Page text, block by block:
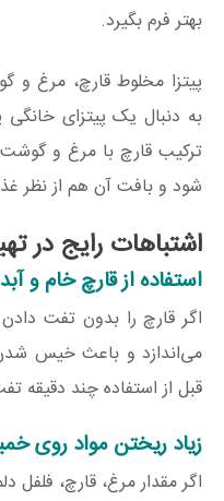
بهتر فرم بگیرد.
پیتزا مخلوط قارچ، مرغ
به دنبال یک پیتزای
ترکیب قارچ با مرغ و
شود و بافت آن هم از نظر
اشتباهات رایج در
استفاده از قارچ خام و
اگر قارچ را بدون تفت
می‌اندازد و باعث خیس
قبل از استفاده چند دقیقه
زیاد ریختن مواد روی
اگر مقدار مرغ، قارچ، فلفل